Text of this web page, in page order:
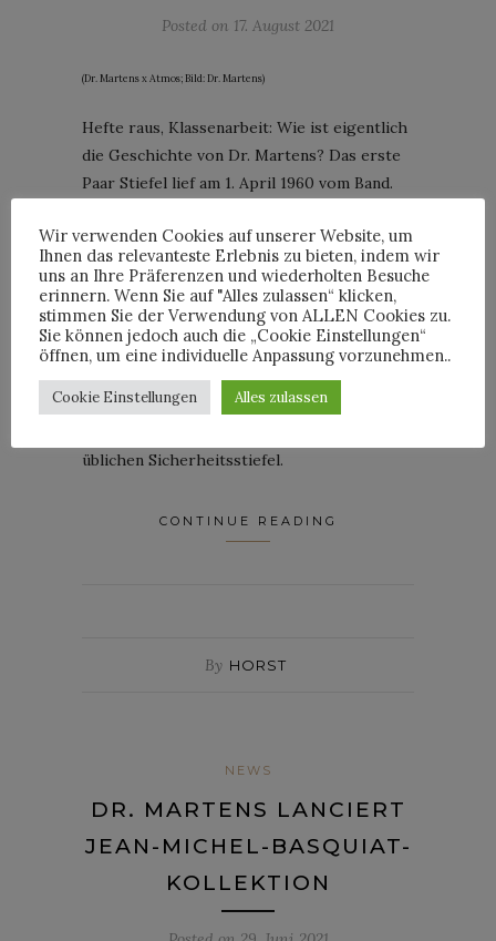
Posted on 17. August 2021
(Dr. Martens x Atmos; Bild: Dr. Martens)
Hefte raus, Klassenarbeit: Wie ist eigentlich
die Geschichte von Dr. Martens? Das erste
Paar Stiefel lief am 1. April 1960 vom Band.
ins Land gegangen. Erfinder der Schuhe war
der deutsche Arzt Klaus Märtens, dem sie
auch ihren Namen verdanken zu haben.
Märtens entwarf die ersten Prototypen
Mitte der 1940er-Jahre. Ziel war es, Schuhe
zu entwickeln, die zwar auf der einerseits
stabil waren, andererseits aber über eine
üblichen Sicherheitsstiefel.
CONTINUE READING
By HORST
NEWS
DR. MARTENS LANCIERT
JEAN-MICHEL-BASQUIAT-
KOLLEKTION
Wir verwenden Cookies auf unserer Website, um
Ihnen das relevanteste Erlebnis zu bieten, indem wir
uns an Ihre Präferenzen und wiederholten Besuche
erinnern. Wenn Sie auf "Alles zulassen“ klicken,
stimmen Sie der Verwendung von ALLEN Cookies zu.
Sie können jedoch auch die „Cookie Einstellungen“
öffnen, um eine individuelle Anpassung vorzunehmen..
Cookie Einstellungen Alles zulassen